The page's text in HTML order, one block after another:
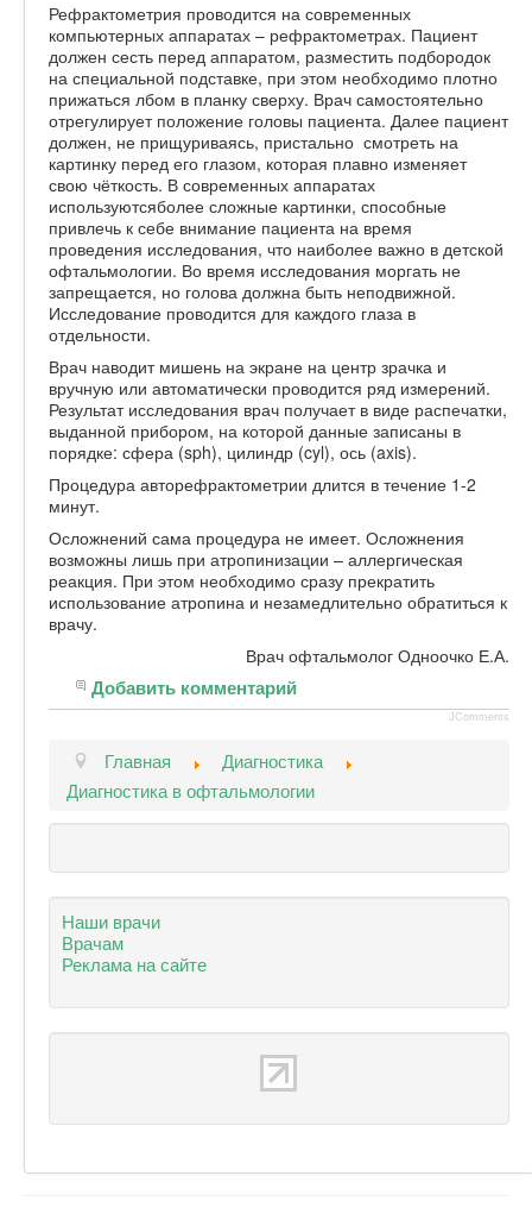
Рефрактометрия проводится на современных
компьютерных аппаратах – рефрактометрах. Пациент
должен сесть перед аппаратом, разместить подбородок
на специальной подставке, при этом необходимо плотно
прижаться лбом в планку сверху. Врач самостоятельно
отрегулирует положение головы пациента. Далее пациент
должен, не прищуриваясь, пристально смотреть на
картинку перед его глазом, которая плавно изменяет
свою чёткость. В современных аппаратах
используютсяболее сложные картинки, способные
привлечь к себе внимание пациента на время
проведения исследования, что наиболее важно в детской
офтальмологии. Во время исследования моргать не
запрещается, но голова должна быть неподвижной.
Исследование проводится для каждого глаза в
отдельности.
Врач наводит мишень на экране на центр зрачка и
вручную или автоматически проводится ряд измерений.
Результат исследования врач получает в виде распечатки,
выданной прибором, на которой данные записаны в
порядке: сфера (sph), цилиндр (cyl), ось (axis).
Процедура авторефрактометрии длится в течение 1-2
минут.
Осложнений сама процедура не имеет. Осложнения
возможны лишь при атропинизации – аллергическая
реакция. При этом необходимо сразу прекратить
использование атропина и незамедлительно обратиться к
врачу.
Врач офтальмолог Одноочко Е.А.
Добавить комментарий
JComments
Главная
Диагностика
Диагностика в офтальмологии
Наши врачи
Врачам
Реклама на сайте